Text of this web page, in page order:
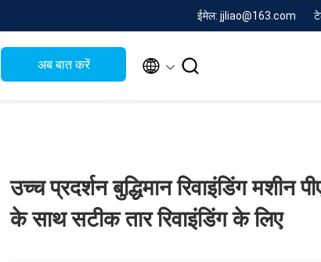
ईमेल: jjliao@163.com
अब बात करें  
उच्च प्रदर्शन बुद्धिमान रिवाइंडिंग मशीन
के साथ सटीक तार रिवाइंडिंग के लिए